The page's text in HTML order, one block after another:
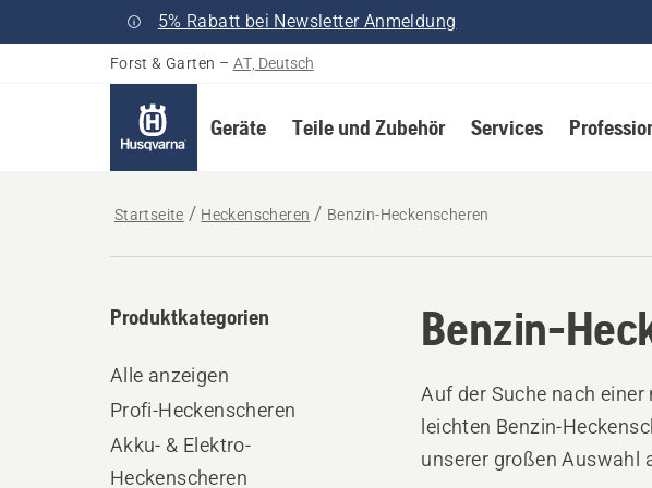
5% Rabatt bei Newsletter Anmeldung
Forst & Garten – AT, Deutsch
Geräte Teile und Zubehör Services
Startseite Heckenscheren Benzin-Heckenscheren
Benzin-
Produktkategorien
Alle anzeigen
Profi-Heckenscheren
Akku- & Elektro-
Heckenscheren
Auf der Suche nach
leichten Benzin-
unserer großen Auswahl